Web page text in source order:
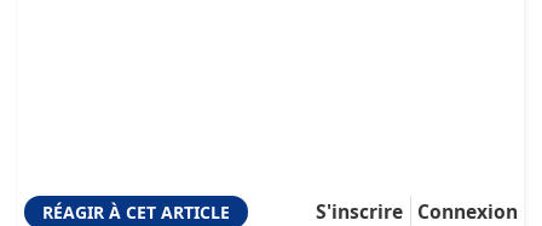
RÉAGIR À CET ARTICLE Connexion
S'inscrire